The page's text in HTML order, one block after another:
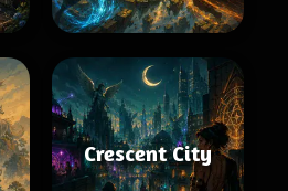
Crescent City